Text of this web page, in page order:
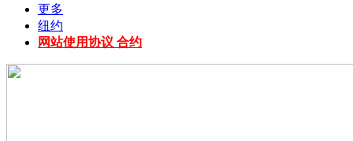
更多
纽约
网站使用协议 合约